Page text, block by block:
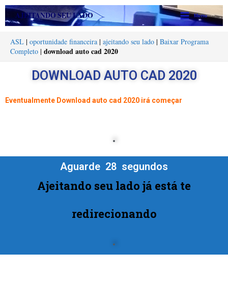
para
conteúdo
AJEITANDO SEU LADO
Main
Menu
ASL | oportunidade financeira | ajeitando seu lado | Baixar Programa
Completo | download auto cad 2020
DOWNLOAD AUTO CAD 2020
Eventualmente Download auto cad 2020 irá começar
Ajeitando seu lado já está te
redirecionando
Aguarde 28
  segundos